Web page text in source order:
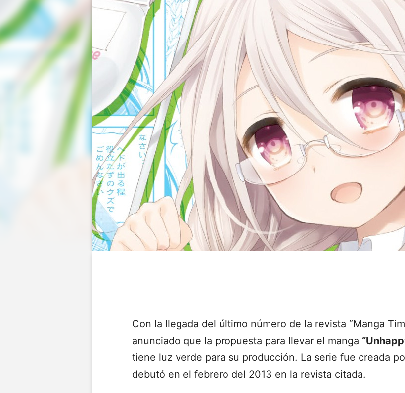
Con la llegada del último número de la revista “Manga
anunciado que la propuesta para llevar el manga
tiene luz verde para su producción. La serie fue creada
debutó en el febrero del 2013 en la revista citada.